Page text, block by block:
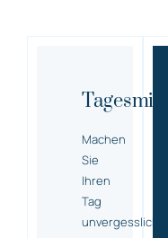
Tagesmiete
Machen
Sie
Ihren
Tag
unvergesslich!